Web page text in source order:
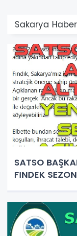
Sakarya Haber
SATSO
FINDEK